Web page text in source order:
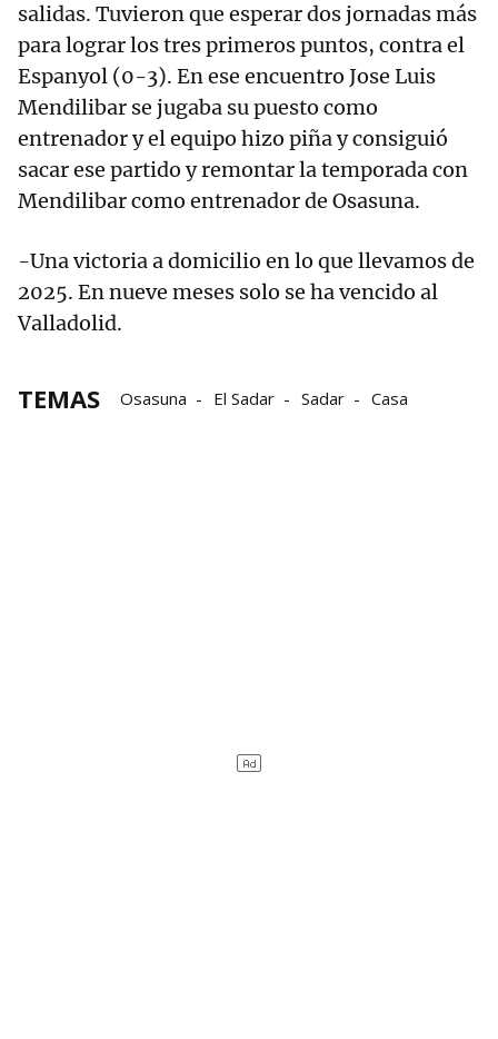
salidas. Tuvieron que esperar dos jornadas más
para lograr los tres primeros puntos, contra el
Espanyol (0-3). En ese encuentro Jose Luis
Mendilibar se jugaba su puesto como
entrenador y el equipo hizo piña y consiguió
sacar ese partido y remontar la temporada con
Mendilibar como entrenador de Osasuna.
-Una victoria a domicilio en lo que llevamos de
2025. En nueve meses solo se ha vencido al
Valladolid.
TEMAS Osasuna El Sadar Sadar Casa